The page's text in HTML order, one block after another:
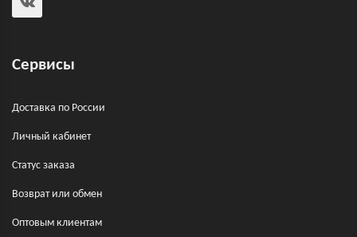
Сервисы
Доставка по России
Личный кабинет
Статус заказа
Возврат или обмен
Оптовым клиентам